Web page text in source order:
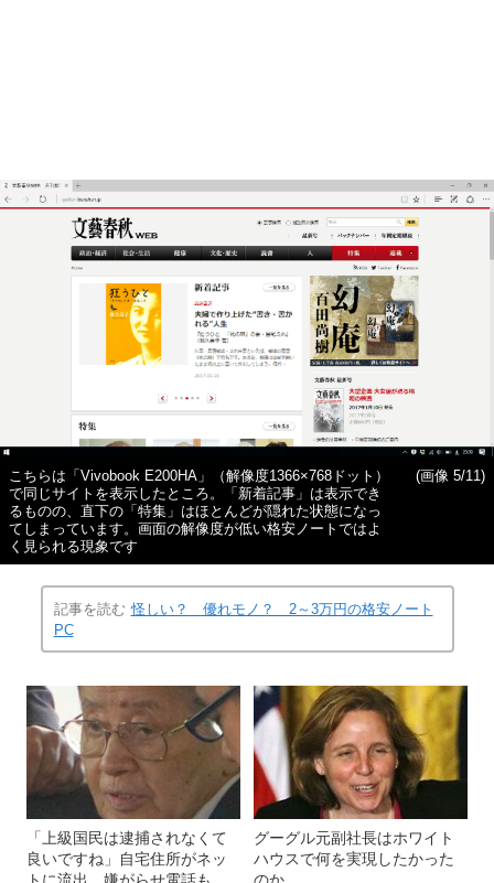
こちらは「Vivobook E200HA」（解像度1366×768ドット）
で同じサイトを表示したところ。「新着記事」は表示でき
るものの、直下の「特集」はほとんどが隠れた状態になっ
てしまっています。画面の解像度が低い格安ノートではよ
く見られる現象です
(画像 5/11)
記事を読む 怪しい？ 優れモノ？ 2～3万円の格安ノート
PC
「上級国民は逮捕されなくて
良いですね」自宅住所がネッ
グーグル元副社長はホワイト
ハウスで何を実現したかった